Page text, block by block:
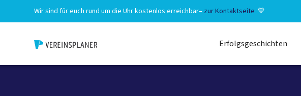
Wir sind für euch rund um die Uhr kostenlos erreichbar– zur Kontaktseite 💙
Erfolgsgeschichten